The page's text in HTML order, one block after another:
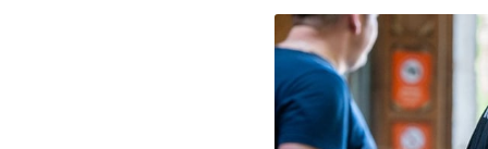
Kliknij, aby zobaczyć galerię